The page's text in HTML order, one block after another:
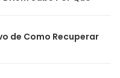
de Como Recuperar